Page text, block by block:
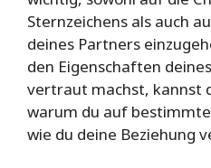
Sternzeichens als auch
deines Partners
den Eigenschaften
vertraut machst, kannst
warum du auf
wie du deine Beziehung